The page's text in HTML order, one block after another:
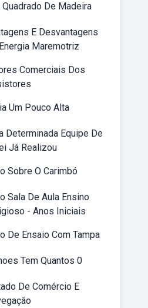
De Madeira
E Desvantagens
Maremotriz
Comerciais Dos
Um Pouco Alta
Determinada Equipe De
Já Realizou
Sobre O Carimbó
Sala De Aula Ensino
- Anos Iniciais
De Ensaio Com Tampa
Tem Quantos 0
De Comércio E